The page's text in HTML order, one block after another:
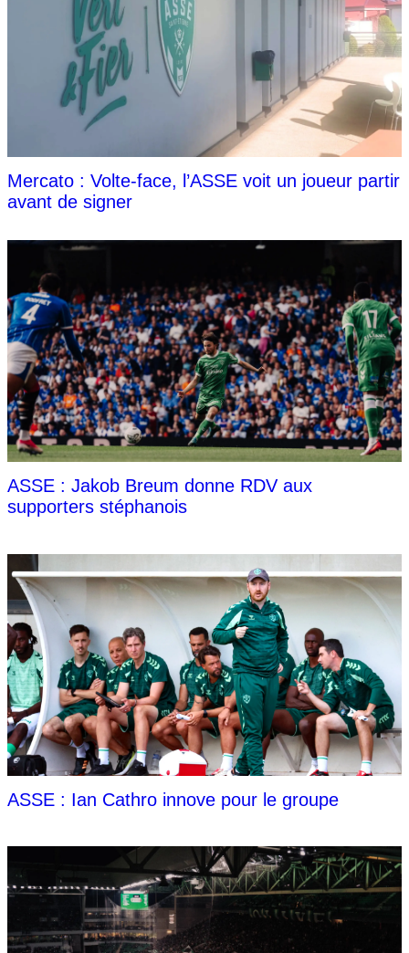
Mercato : Volte-face, l’ASSE voit un joueur partir
avant de signer
ASSE : Jakob Breum donne RDV aux
supporters stéphanois
ASSE : Ian Cathro innove pour le groupe